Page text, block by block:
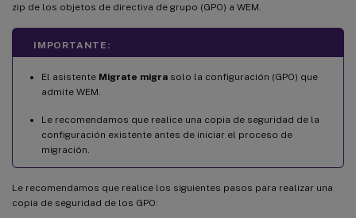
zip de los objetos de directiva de grupo (GPO) a WEM.
IMPORTANTE:
El asistente Migrate migra solo la configuración (GPO) que
admite WEM.
Le recomendamos que realice una copia de seguridad de la
configuración existente antes de iniciar el proceso de
migración.
Le recomendamos que realice los siguientes pasos para realizar una
copia de seguridad de los GPO: